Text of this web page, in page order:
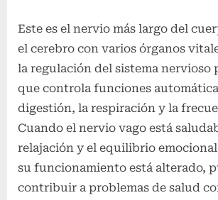
Este es el nervio más largo del
el cerebro con varios órganos
la regulación del sistema nervioso
que controla funciones
digestión, la respiración y la
Cuando el nervio vago está
relajación y el equilibrio
su funcionamiento está alterado,
contribuir a problemas de salud